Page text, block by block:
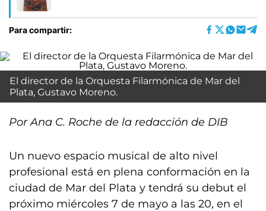
Para compartir:
El director de la Orquesta Filarmónica de Mar del
Plata, Gustavo Moreno.
Por Ana C. Roche de la redacción de DIB
Un nuevo espacio musical de alto nivel
profesional está en plena conformación en la
ciudad de Mar del Plata y tendrá su debut el
próximo miércoles 7 de mayo a las 20, en el